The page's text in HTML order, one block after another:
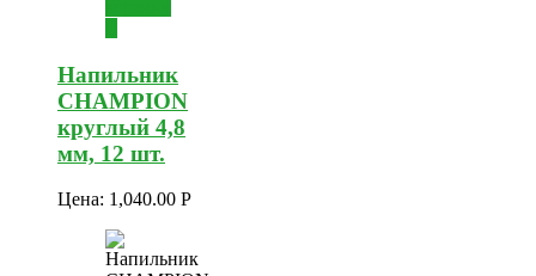
Напильник
CHAMPION
круглый 4,8
мм, 12 шт.
Цена: 1,040.00 Р